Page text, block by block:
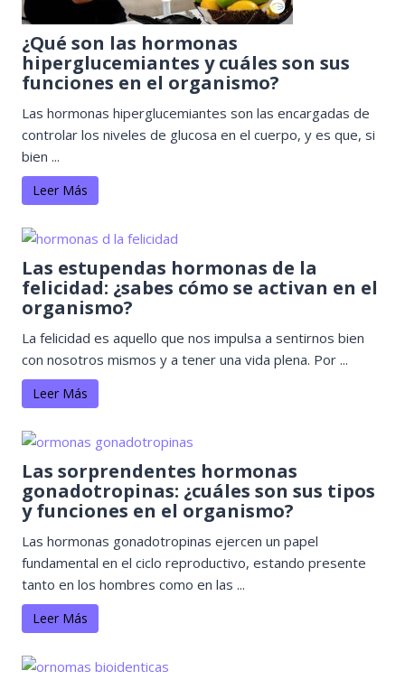
¿Qué son las hormonas
hiperglucemiantes y cuáles son sus
funciones en el organismo?
Las hormonas hiperglucemiantes son las encargadas de
controlar los niveles de glucosa en el cuerpo, y es que, si
bien ...
Leer Más
Las estupendas hormonas de la
felicidad: ¿sabes cómo se activan en el
organismo?
La felicidad es aquello que nos impulsa a sentirnos bien
con nosotros mismos y a tener una vida plena. Por ...
Leer Más
Las sorprendentes hormonas
gonadotropinas: ¿cuáles son sus tipos
y funciones en el organismo?
Las hormonas gonadotropinas ejercen un papel
fundamental en el ciclo reproductivo, estando presente
tanto en los hombres como en las ...
Leer Más